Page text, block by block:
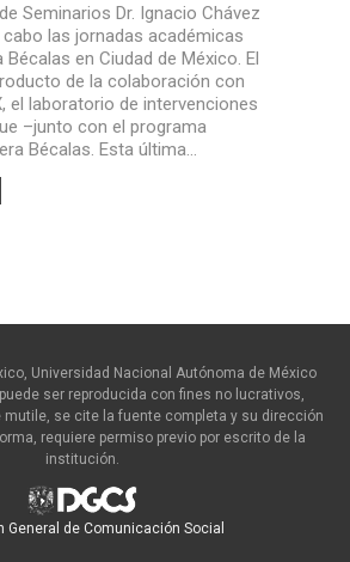
Seminarios Dr. Ignacio Chávez
las jornadas académicas
en Ciudad de México. El
de la colaboración con
el laboratorio de intervenciones
–junto con el programa
Bécalas. Esta última…
Universidad Nacional Autónoma de México
ser reproducida con fines no lucrativos,
mutile, se cite la fuente completa y su dirección
requiere permiso previo por escrito de la
institución.
General de Comunicación Social